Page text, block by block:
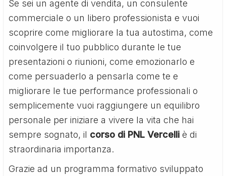
Se sei un agente di vendita, un consulente
commerciale o un libero professionista e vuoi
scoprire come migliorare la tua autostima, come
coinvolgere il tuo pubblico durante le tue
presentazioni o riunioni, come emozionarlo e
come persuaderlo a pensarla come te e
migliorare le tue performance professionali o
semplicemente vuoi raggiungere un equilibro
personale per iniziare a vivere la vita che hai
sempre sognato, il corso di PNL Vercelli è di
straordinaria importanza.
Grazie ad un programma formativo sviluppato